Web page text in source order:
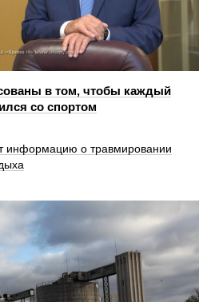
в том, чтобы каждый
со спортом
информацию о травмировании